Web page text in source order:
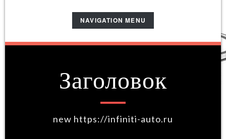
TOGGLE
NAVIGATION
NAVIGATION MENU
Заголовок
new https://infiniti-auto.ru